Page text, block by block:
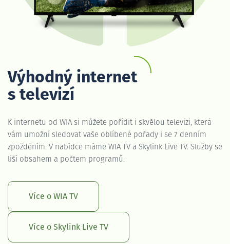
Výhodný internet
s televizí
K internetu od WIA si můžete pořídit i skvělou televizi, která
vám umožní sledovat vaše oblíbené pořady i se 7 denním
zpožděním. V nabídce máme WIA TV a Skylink Live TV. Služby se
liší obsahem a počtem programů.
Více o WIA TV
Více o Skylink Live TV